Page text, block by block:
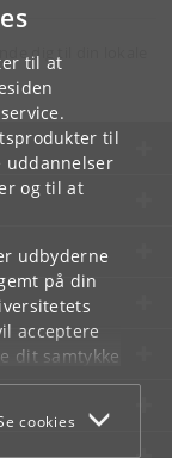
til at
til
uddannelser
og til at
udbyderne
på din
acceptere
dit samtykke
finder i
cookies
dig til din lokale